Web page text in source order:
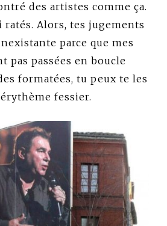
des artistes comme ça.
ratés. Alors, tes jugements
parce que mes
pas passées en boucle
formatées, tu peux te les
fessier.